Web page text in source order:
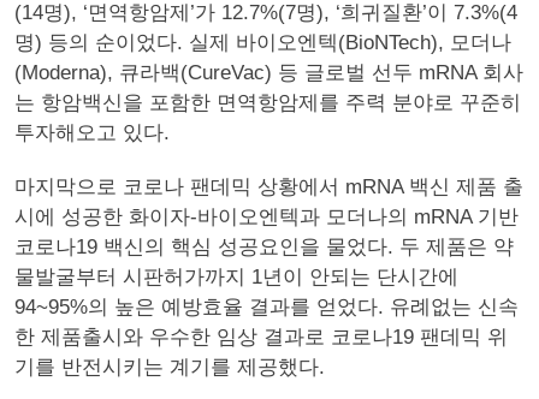
(14명), ‘면역항암제’가 12.7%(7명), ‘희귀질환’이 7.3%(4
명) 등의 순이었다. 실제 바이오엔텍(BioNTech), 모더나
(Moderna), 큐라백(CureVac) 등 글로벌 선두 mRNA 회사
는 항암백신을 포함한 면역항암제를 주력 분야로 꾸준히
투자해오고 있다.
마지막으로 코로나 팬데믹 상황에서 mRNA 백신 제품 출
시에 성공한 화이자-바이오엔텍과 모더나의 mRNA 기반
코로나19 백신의 핵심 성공요인을 물었다. 두 제품은 약
물발굴부터 시판허가까지 1년이 안되는 단시간에
94~95%의 높은 예방효율 결과를 얻었다. 유례없는 신속
한 제품출시와 우수한 임상 결과로 코로나19 팬데믹 위
기를 반전시키는 계기를 제공했다.